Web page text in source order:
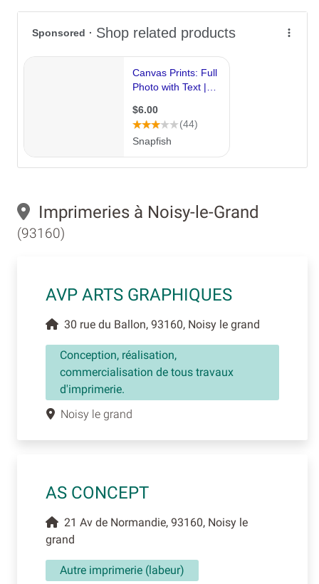
Imprimeries à Noisy-le-Grand
(93160)
AVP ARTS GRAPHIQUES
30 rue du Ballon, 93160, Noisy le grand
Conception, réalisation,
commercialisation de tous travaux
d'imprimerie.
Noisy le grand
AS CONCEPT
21 Av de Normandie, 93160, Noisy le
grand
Autre imprimerie (labeur)